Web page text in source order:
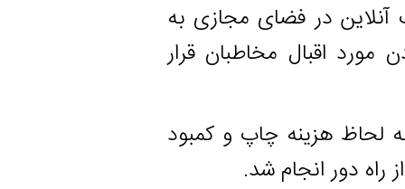
در فضای مجازی به
اقبال مخاطبان قرار
هزینه چاپ و کمبود
انجام شد.